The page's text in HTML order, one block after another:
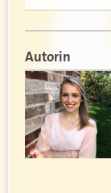
Autorin